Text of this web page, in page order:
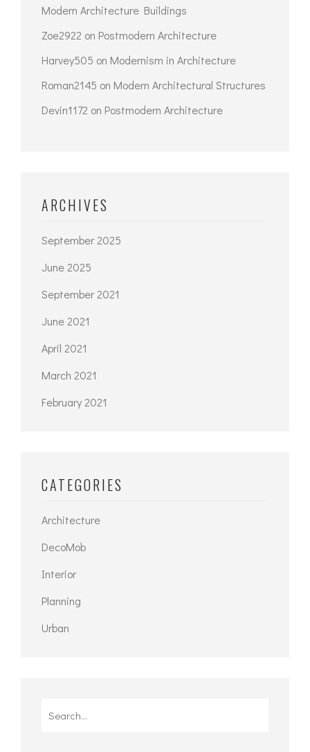
Modern Architecture Buildings
Zoe2922 on Postmodern Architecture
Harvey505 on Modernism in Architecture
Roman2145 on Modern Architectural Structures
Devin1172 on Postmodern Architecture
ARCHIVES
September 2025
June 2025
September 2021
June 2021
April 2021
March 2021
February 2021
CATEGORIES
Architecture
DecoMob
Interior
Planning
Urban